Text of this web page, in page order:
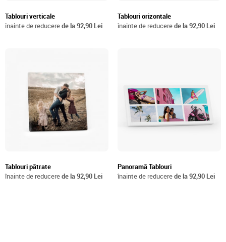
Tablouri verticale
înainte de reducerede la 92,90 Lei
Tablouri orizontale
înainte de reducerede la 92,90 Lei
Tablouri pătrate
înainte de reducerede la 92,90 Lei
Panoramă Tablouri
înainte de reducerede la 92,90 Lei